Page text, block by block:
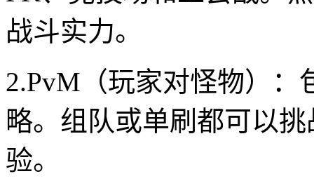
战斗实力。
2.PvM（玩家对怪物）：
略。组队或单刷都可以
验。